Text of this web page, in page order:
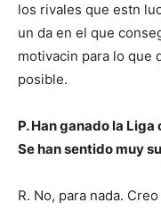
los rivales que estn
un da en el que
motivacin para lo que
posible.
P. Han ganado la
Se han sentido muy
R. No, para nada.